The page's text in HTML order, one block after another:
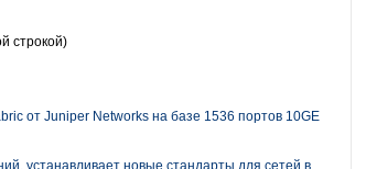
строкой)
от Juniper Networks на базе 1536 портов 10GE
устанавливает новые стандарты для сетей в